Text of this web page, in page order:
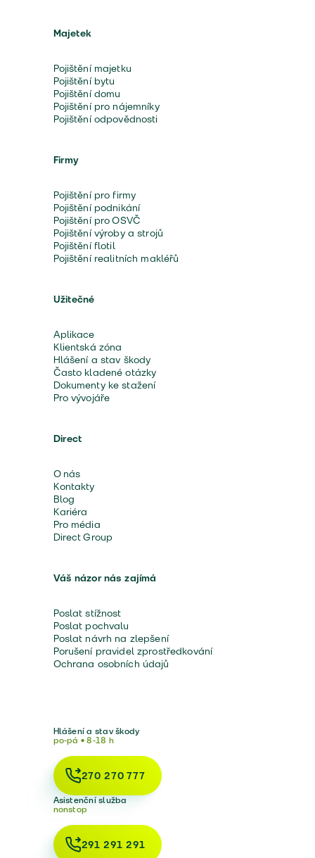
Majetek
Pojištění majetku
Pojištění bytu
Pojištění domu
Pojištění pro nájemníky
Pojištění odpovědnosti
Firmy
Pojištění pro firmy
Pojištění podnikání
Pojištění pro OSVČ
Pojištění výroby a strojů
Pojištění flotil
Pojištění realitních makléřů
Užitečné
Aplikace
Klientská zóna
Hlášení a stav škody
Často kladené otázky
Dokumenty ke stažení
Pro vývojáře
Direct
O nás
Kontakty
Blog
Kariéra
Pro média
Direct Group
Váš názor nás zajímá
Poslat stížnost
Poslat pochvalu
Poslat návrh na zlepšení
Porušení pravidel zprostředkování
Ochrana osobních údajů
Hlášení a stav škody
po-pá • 8-18 h
270 270 777
Asistenční služba
nonstop
291 291 291